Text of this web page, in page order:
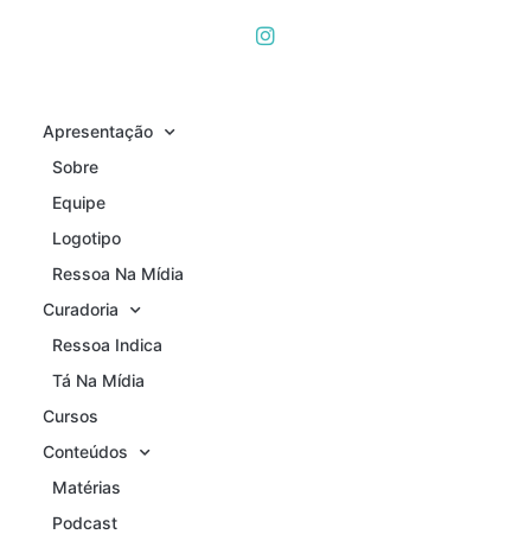
Apresentação
Sobre
Equipe
Logotipo
Ressoa Na Mídia
Curadoria
Ressoa Indica
Tá Na Mídia
Cursos
Conteúdos
Matérias
Podcast